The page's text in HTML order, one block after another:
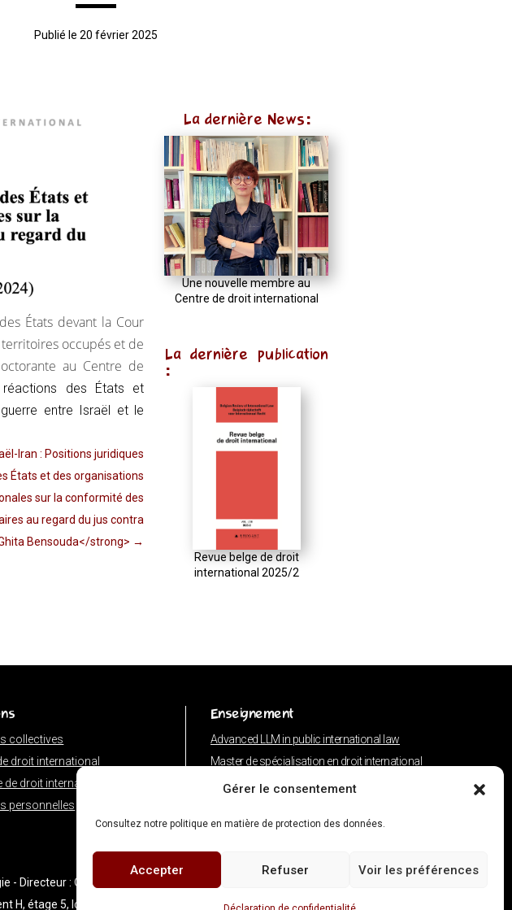
Gérer le consentement
Consultez notre politique en matière de protection des données.
Accepter Refuser Voir les préférences
Publié le 20 février 2025
États devant la Cour
territoires occupés et de
au Centre de
des États et
entre Israël et le
Iran : Positions juridiques
États et des organisations
sur la conformité des
au regard du jus contra
Bensouda</strong> →
La dernière News:
Une nouvelle membre au
Centre de droit international
La dernière publication
:
Revue belge de droit
international 2025/2
collectives
droit international
de droit international
personnelles
Enseignement
Advanced LLM in public international law
Master de spécialisation en droit international
Concours de plaidoiries public
Directeur : Olivier Corten - Illustrations : Gérard Bedoret
H, étage 5, local H5.159 | Politique de confidentialité |Politique en matière de cookies